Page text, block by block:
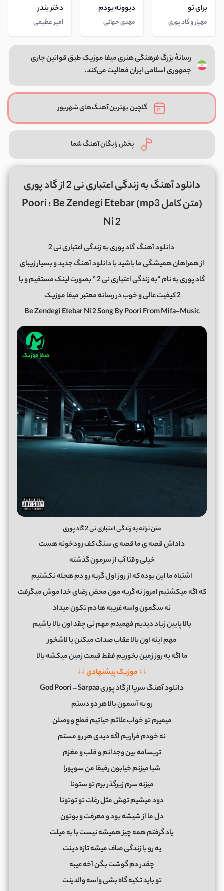
برای تو
مهیار و گاد پوری
دیوونه بودم
مهدی جهانی
دختر بندر
امیر عظیمی
رسانهٔ بزرگ فرهنگی هنری میفا موزیک طبق قوانین جاری
جمهوری اسلامی ایران فعالیت می‌کند.
گلچین بهترین آهنگ‌های شهریور
پخش رایگان آهنگ شما
دانلود آهنگ به زندگی اعتباری نی 2 از گاد پوری
(متن کامل mp3) Poori : Be Zendegi Etebar
Ni 2
دانلود آهنگگاد پوری به زندگی اعتباری نی 2
از همراهان همیشگی ما باشید با دانلود آهنگ جدید و بسیار زیبای
گاد پوری به نام “به زندگی اعتباری نی 2 ” بصورت لینک مستقیم و با
2 کیفیت عالی و خوب در رسانه معتبر
میفا موزیک
Be Zendegi Etebar Ni 2 Song By Poori From Mifa-Music
متن ترانه به زندگی اعتباری نی 2 گاد پوری
داداش قصه ی ما قصه ی سنگ کف رودخونه هست
خیلی وقتا آب از سرمون گذشته
اشتباه ما این بوده که از روز اول گربه رو دم هجله نکشتیم
که اگه میکشتیم امروز نه گربه مون محض رضای خدا موش میگرفت
نه سگمون واسه غریبه ها دم تکون میداد
بالا پایین زیاد دیدیم فهمیدم مهم نی چقد اون بالا باشیم
مهم اینه اون بالا عقاب صدات میکنن یا لاشخور
ما اگه یه روز زمین بخوریم فقط قیمت زمین میکشه بالا
↓↓ موزیک پیشنهادی ↓↓
دانلود آهنگ سرپا از گاد پوری God Poori – Sarpaa
رو به آسمون بالا هر دو دستم
میمیرم تو خواب علائم حیاتیم قطع و وصلن
نه خودم فراریم اگه دیدی هر رو مستم
تریسامه بین وجدانم و قلب و مغزم
شبا میزنم خیابون رفیقا من سوپورا
میزنه سرم زیرگذر برم تو ستونا
دود میشیم تهش مثل رغات تو توتونا
دل ما از شیشه بود و معرفت و بوتون
یاد گرفتم همه چیز همیشه نیست با به میلت
یه رو با زندگی صاف میشه تازه دینت
چقدر دم گوشت بگن آخه عیبه
تو باید تکیه گاه بشی واسه والدینت